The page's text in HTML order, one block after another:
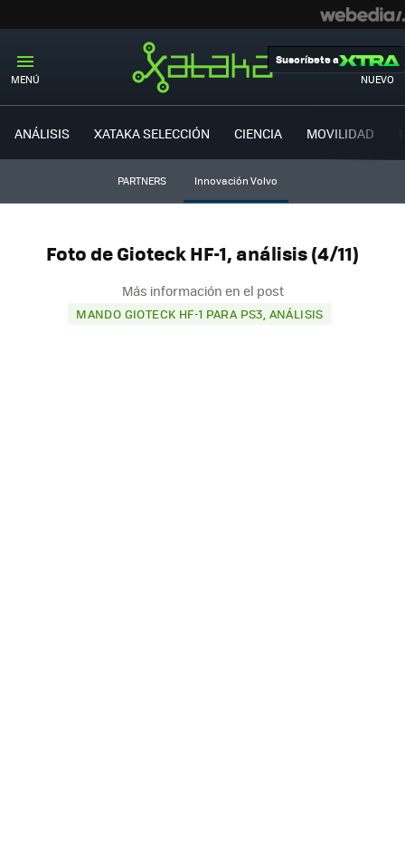
MENÚ NUEVO
Suscríbete a
ANÁLISIS XATAKA SELECCIÓN CIENCIA MOVILIDAD
PARTNERS Innovación Volvo
Foto de Gioteck HF-1, análisis (4/11)
Más información en el post
MANDO GIOTECK HF-1 PARA PS3, ANÁLISIS